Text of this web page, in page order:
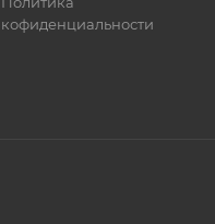
кофиденциальности